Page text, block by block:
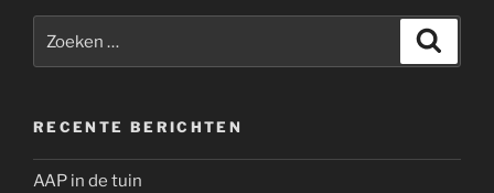
naar:
RECENTE BERICHTEN
AAP in de tuin